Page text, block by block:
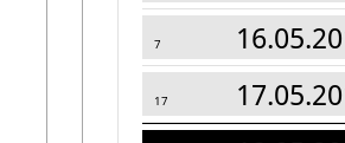
7
17